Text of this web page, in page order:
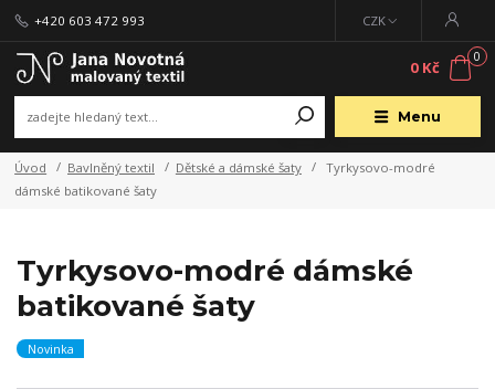
Menu
CZK
+420 603 472 993
0
0 Kč
Úvod Bavlněný textil Dětské a dámské šaty
Tyrkysovo-modré
dámské batikované šaty
Tyrkysovo-modré dámské
batikované šaty
Novinka